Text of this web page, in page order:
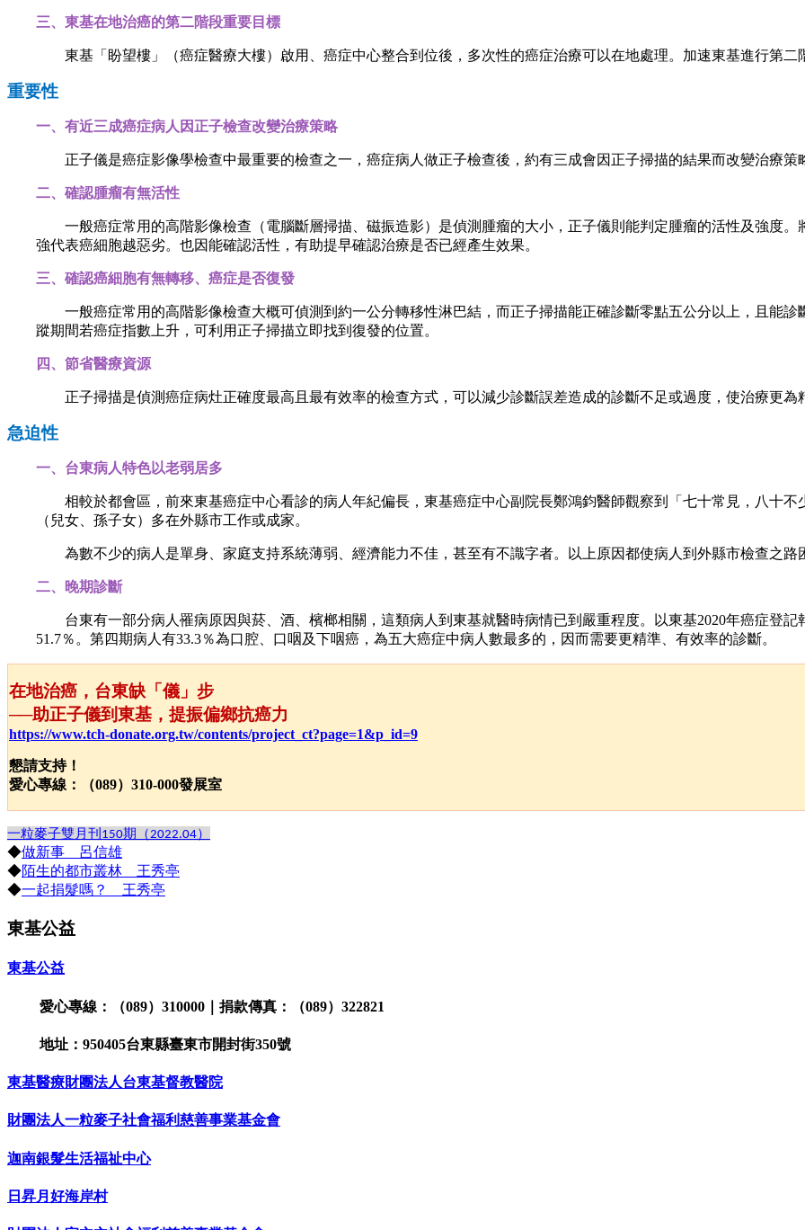
三、東基在地治癌的第二階段重要目標
東基「盼望樓」（癌症醫療大樓）啟用、癌症中心整合到位後， 多次性的癌症治療可以在地處理。加速東基進行第
重要性
一、有近三成癌症病人因正子檢查改變治療策略
正子儀是癌症影像學檢查中最重要的檢查之一， 癌症病人做正子檢查後，約有三成會因正子掃描的結果而改變治療策
二、確認腫瘤有無活性
一般癌症常用的高階影像檢查（電腦斷層掃描 、磁振造影）是偵測腫瘤的大小，正子儀則能判定腫瘤的活性及強度
強代表癌細胞越惡劣。也因能確認活性，有助提早確認治療是否已經產生效果。
三、 確認癌細胞有無轉移、癌症是否復發
一般癌症常用的高階影像檢查大概可偵測到約一公分轉移性淋巴結，而正子掃描能正確診斷零點五公分以上，且能診
蹤期間若癌症指數上升，可利用正子掃描立即找到復發的位置。
四、節省醫療資源
正子掃描是偵測癌症病灶正確度最高且最有效率的檢查方式，可以減少診斷誤差造成的診斷不足或過度，使治療更為
急迫性
一、台東病人特色以老弱居多
相較於都會區，前來東基癌症中心看診的病人年紀偏長， 東基癌症中心副院長鄭鴻鈞醫師觀察到
「七十常見，八十
（兒女、孫子女）多在外縣市工作或成家。
為數不少的病人是單身、家庭支持系統薄弱、經濟能力不佳，甚至有不識字者。以上原因都使病人到外縣市檢查之路
二、晚期診斷
台東有一部分病人罹病原因與菸、酒、檳榔相關， 這類病人到東基就醫時病情已到嚴重程度。以東基2020年癌症登記
51.7％。第四期病人有33.3％為口腔、口咽及下咽癌，為五大癌症中病人數最多的，因而需要更精準、有效率的診斷。
在地治癌，台東缺「儀」步
──助正子儀到東基，提振偏鄉抗癌力
https://www.tch-donate.org.tw/contents/project_ct?page=1&p_id=9
懇請支持！
愛心專線：（089） 310-000發展室
一粒麥子雙月 刊 150期 （2022.04）
◆做新事 呂信雄
◆陌生的都市叢林 王秀亭
◆一起捐髮嗎？ 王秀亭
東基公益
東基公益
愛心專線：（089）310000｜捐款傳真：（089）322821
地址：950405台東縣臺東市開封街350號
東基醫療財團法人台東基督教醫院
財團法人一粒麥子社會福利慈善事業基金會
迦南銀髮生活福祉中心
日昇月好海岸村